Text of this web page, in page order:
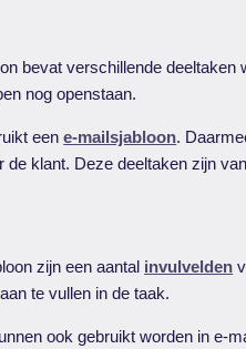
bevat verschillende
nog openstaan.
eene-mailsjabloon.
de klant. Deze deeltaken zijn
zijn een aantal invulvelden
te vullen in de taak.
ook gebruikt worden in e-